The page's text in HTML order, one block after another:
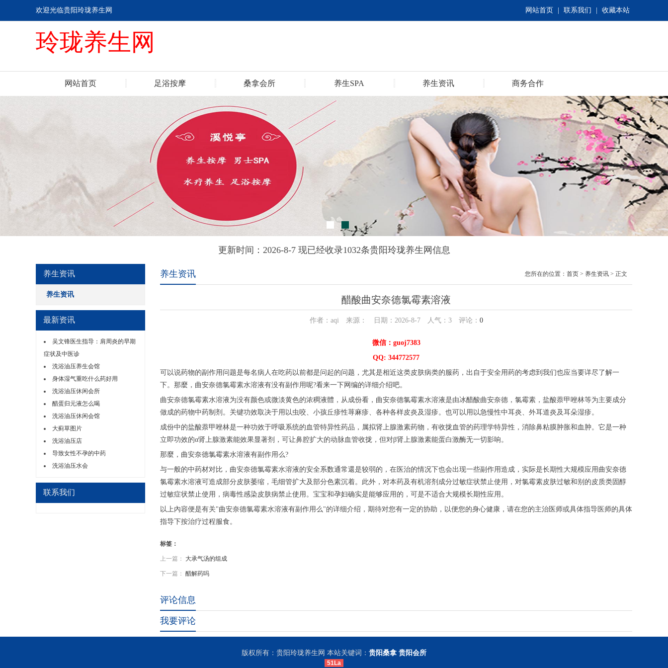
网站首页 联系我们 收藏本站
欢迎光临贵阳玲珑养生网
玲珑养生网
网站首页 足浴按摩 桑拿会所 养生SPA 养生资讯 商务合作
更新时间：2026-8-7 现已经收录1032条贵阳玲珑养生网信息
养生资讯
养生资讯
最新资讯
吴文锋医生指导：肩周炎的早期
症状及中医诊
洗浴油压养生会馆
身体湿气重吃什么药好用
洗浴油压休闲会所
醋蛋归元液怎么喝
洗浴油压休闲会馆
大蓟草图片
洗浴油压店
导致女性不孕的中药
洗浴油压水会
联系我们
养生资讯 您所在的位置： 首页 > 养生资讯 > 正文
醋酸曲安奈德氯霉素溶液
作者：aqi 来源： 日期：2026-8-7 人气： 3评论： 0
微信：guoj7383
QQ: 344772577
可以说药物的副作用问题是每名病人在吃药以前都是问起的问题，尤其是相近这类皮肤病类的服药，出自于安全用药的考虑到我们也应当要详尽了解一
下。那麼，曲安奈德氯霉素水溶液有没有副作用呢?看来一下网编的详细介绍吧。
曲安奈德氯霉素水溶液为没有颜色或微淡黄色的浓稠液體，从成份看，曲安奈德氯霉素水溶液是由冰醋酸曲安奈德，氯霉素，盐酸萘甲唑林等为主要成分
做成的药物中药制剂。关键功效取决于用以虫咬、小孩丘疹性荨麻疹、各种各样皮炎及湿疹。也可以用以急慢性中耳炎、外耳道炎及耳朵湿疹。
成份中的盐酸萘甲唑林是一种功效于呼吸系统的血管特异性药品，属拟肾上腺激素药物，有收拢血管的药理学特异性，消除鼻粘膜肿胀和血肿。它是一种
立即功效的α肾上腺激素能效果显著剂，可让鼻腔扩大的动脉血管收拢，但对β肾上腺激素能蛋白激酶无一切影响。
那麼，曲安奈德氯霉素水溶液有副作用么?
与一般的中药材对比，曲安奈德氯霉素水溶液的安全系数通常還是较弱的，在医治的情况下也会出现一些副作用造成，实际是长期性大规模应用曲安奈德
氯霉素水溶液可造成部分皮肤萎缩，毛细管扩大及部分色素沉着。此外，对本药及有机溶剂成分过敏症状禁止使用，对氯霉素皮肤过敏和别的皮质类固醇
过敏症状禁止使用，病毒性感染皮肤病禁止使用。宝宝和孕妇确实是能够应用的，可是不适合大规模长期性应用。
以上內容便是有关"曲安奈德氯霉素水溶液有副作用么"的详细介绍，期待对您有一定的协助，以便您的身心健康，请在您的主治医师或具体指导医师的具体
指导下按治疗过程服食。
标签：
上一篇： 大承气汤的组成
下一篇： 醋解药吗
评论信息
我要评论
版权所有：贵阳玲珑养生网 本站关键词： 贵阳桑拿 贵阳会所
51La